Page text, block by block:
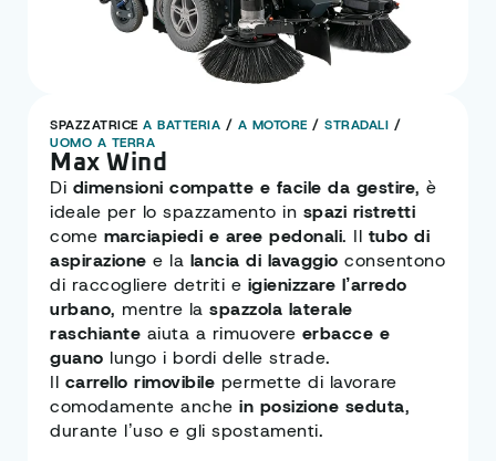
SPAZZATRICE A BATTERIA / A MOTORE / STRADALI /
UOMO A TERRA
Max Wind
Di dimensioni compatte e facile da gestire, è
ideale per lo spazzamento in spazi ristretti
come marciapiedi e aree pedonali. Il tubo di
aspirazione e la lancia di lavaggio consentono
di raccogliere detriti e igienizzare l’arredo
urbano, mentre la spazzola laterale
raschiante aiuta a rimuovere erbacce e
guano lungo i bordi delle strade.
Il carrello rimovibile permette di lavorare
comodamente anche in posizione seduta,
durante l’uso e gli spostamenti.